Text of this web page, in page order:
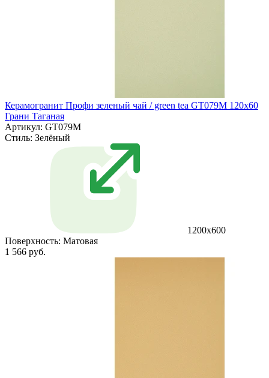
Керамогранит Профи зеленый чай / green tea GT079M 120х60
Грани Таганая
Артикул: GT079M
Стиль: Зелёный
1200х600
Поверхность: Матовая
1 566 руб.